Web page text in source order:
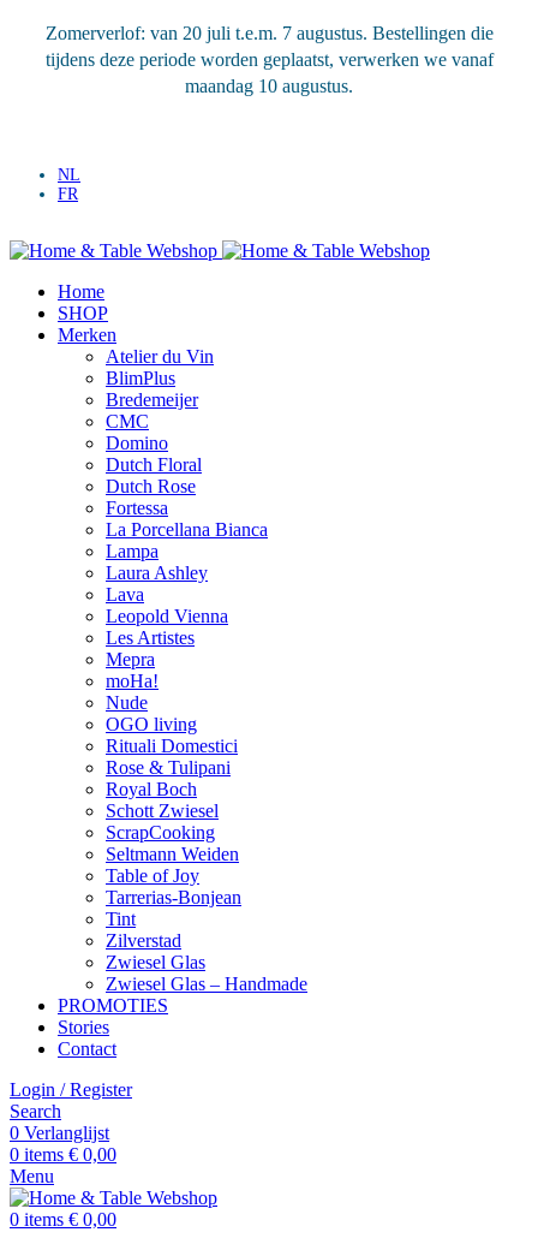
Zomerverlof: van 20 juli t.e.m. 7 augustus. Bestellingen die
tijdens deze periode worden geplaatst, verwerken we vanaf
maandag 10 augustus.
NL
FR
Home
SHOP
Merken
Atelier du Vin
BlimPlus
Bredemeijer
CMC
Domino
Dutch Floral
Dutch Rose
Fortessa
La Porcellana Bianca
Lampa
Laura Ashley
Lava
Leopold Vienna
Les Artistes
Mepra
moHa!
Nude
OGO living
Rituali Domestici
Rose & Tulipani
Royal Boch
Schott Zwiesel
ScrapCooking
Seltmann Weiden
Table of Joy
Tarrerias-Bonjean
Tint
Zilverstad
Zwiesel Glas
Zwiesel Glas – Handmade
PROMOTIES
Stories
Contact
Login / Register
Search
0 Verlanglijst
0 items € 0,00
Menu
0 items € 0,00